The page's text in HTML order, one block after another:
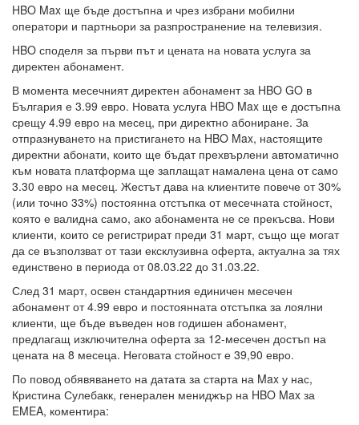
HBO Max ще бъде достъпна и чрез избрани мобилни
оператори и партньори за разпространение на телевизия.
HBO споделя за първи път и цената на новата услуга за
директен абонамент.
В момента месечният директен абонамент за HBO GO в
България е 3.99 евро. Новата услуга HBO Max ще е достъпна
срещу 4.99 евро на месец, при директно абониране. За
отпразнуването на пристигането на HBO Max, настоящите
директни абонати, които ще бъдат прехвърлени автоматично
към новата платформа ще заплащат намалена цена от само
3.30 евро на месец. Жестът дава на клиентите повече от 30%
(или точно 33%) постоянна отстъпка от месечната стойност,
която е валидна само, ако абонамента не се прекъсва. Нови
клиенти, които се регистрират преди 31 март, също ще могат
да се възползват от тази ексклузивна оферта, актуална за тях
единствено в периода от 08.03.22 до 31.03.22.
След 31 март, освен стандартния единичен месечен
абонамент от 4.99 евро и постоянната отстъпка за лоялни
клиенти, ще бъде въведен нов годишен абонамент,
предлагащ изключителна оферта за 12-месечен достъп на
цената на 8 месеца. Неговата стойност е 39,90 евро.
По повод обявяването на датата за старта на Max у нас,
Кристина Сулебакк, генерален мениджър на HBO Max за
EMEA, коментира: